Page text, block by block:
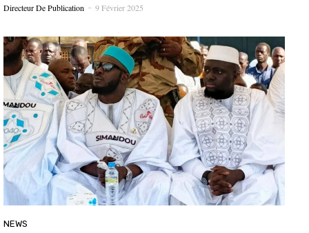
Directeur De Publication - 9 Février 2025
NEWS